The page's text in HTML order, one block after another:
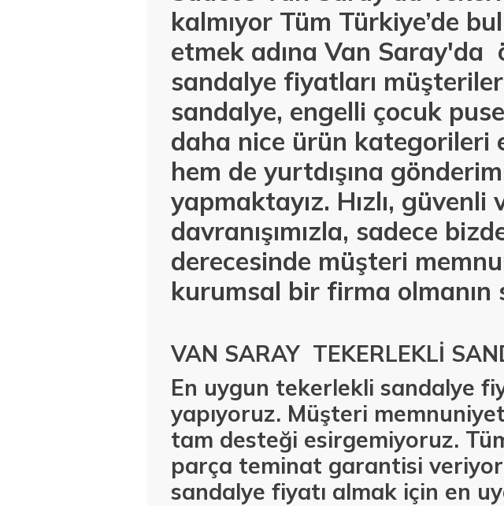
kalmıyor Tüm Türkiye’de
etmek adına Van Saray'da
sandalye fiyatları
sandalye, engelli çocuk
daha nice ürün kategorileri
hem de yurtdışına
yapmaktayız. Hızlı,
davranışımızla, sadece
derecesinde müşteri
kurumsal bir firma olmanın
VAN SARAY TEKERLEKLİ
En uygun tekerlekli sandalye
yapıyoruz. Müşteri
tam desteği esirgemiyoruz.
parça teminat garantisi
sandalye fiyatı almak için en